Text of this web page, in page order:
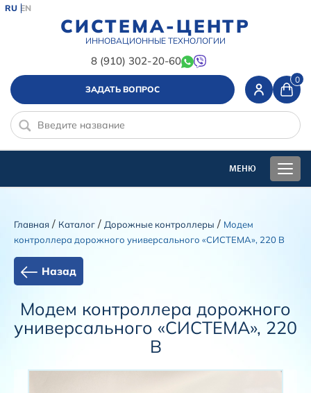
СИСТЕМА-ЦЕНТР
ИННОВАЦИОННЫЕ ТЕХНОЛОГИИ
8 (910) 302-20-60
RU EN
ЗАДАТЬ ВОПРОС
0
Главная / Каталог / Дорожные контроллеры / Модем
контроллера дорожного универсального «СИСТЕМА», 220 В
Назад
Модем контроллера дорожного
универсального «СИСТЕМА», 220
В